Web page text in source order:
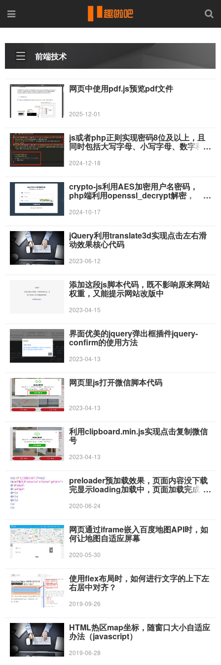
前端技术
网页中使用pdf.js预览pdf文件
2025-12-01
js或者php正则实现密码8位及以上，且
同时包括大写字母、小写字母、数字和特
2024-12-18
crypto-js利用AES加密用户名密码，
php端利用openssl_decrypt解密，
2024-10-17
jQuery利用translate3d实现点击左右滑
动效果核心代码
2023-06-12
添加这段js脚本代码，既不影响原来网站
权重，又能提示网站改版中
2023-04-15
界面优美的jquery弹出框插件jquery-
confirm的使用方法
2023-04-13
网页里js打开微信脚本代码
2023-04-13
利用clipboard.min.js实现点击复制微信
号
2023-04-13
preloader预加载效果，页面内容没下载
完显示loading加载中，页面加载完成后
2020-06-24
网页通过iframe嵌入百度地图API时，如
何让地图自适应屏幕
2020-05-30
使用flex布局时，如何进行文字的上下左
右居中对齐？
2019-09-26
HTML热区map坐标，随窗口大小自适应
办法（javascript）
2019-06-28